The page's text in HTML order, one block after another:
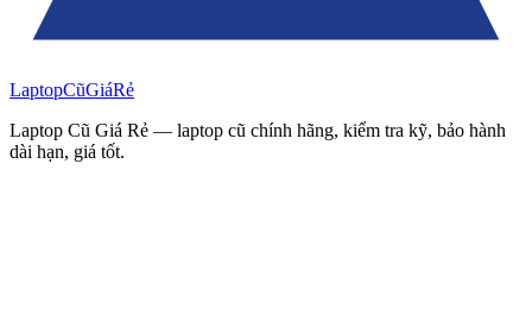
LaptopCũGiáRẻ
Laptop Cũ Giá Rẻ — laptop cũ chính hãng, kiểm tra kỹ, bảo hành
dài hạn, giá tốt.